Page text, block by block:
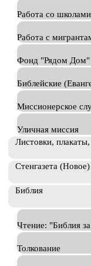
Работа со школами
Работа с
Фонд "Рядом Дом"
Библейские
Миссионерское
Уличная миссия
Листовки,
Стенгазета (Новое)
Библия
Чтение: "Библия
Толкование